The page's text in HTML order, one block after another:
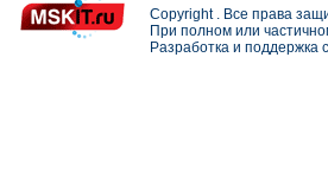
Copyright . Все права
При полном или
Разработка и поддержка